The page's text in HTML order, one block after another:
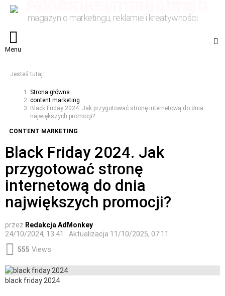
magazyn o marketingu, reklamie i kreatywności
Menu
Jesteś tutaj:
Strona główna
content marketing
Black Friday 2024. Jak przygotować stronę internetową do dnia
największych promocji?
CONTENT MARKETING
Black Friday 2024. Jak
przygotować stronę
internetową do dnia
największych promocji?
przez Redakcja AdMonkey
24/10/2024, 13:41
Aktualizacja 11/10/2025, 07:11
555 Views
black friday 2024